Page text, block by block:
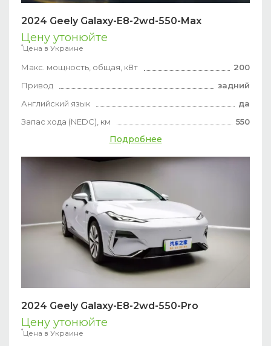
2024 Geely Galaxy-E8-2wd-550-Max
Цену утонюйте
*Цена в Украине
Макс. мощность, общая, кВт
200
Привод
задний
Английский язык
да
Запас хода (NEDC), км
550
Подробнее
2024 Geely Galaxy-E8-2wd-550-Pro
Цену утонюйте
*Цена в Украине